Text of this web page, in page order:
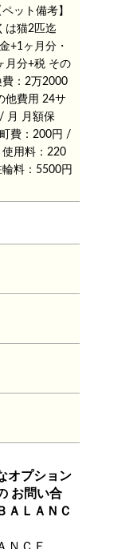
ット備考】
は猫2匹迄
+1ヶ月分・
月分+税 その
：2万2000
他費用 24サ
月
月額保
町費：200円 /
使用料：220
料：5500円
オプション
合
ＬＡＮＣ
ＮＣＥ